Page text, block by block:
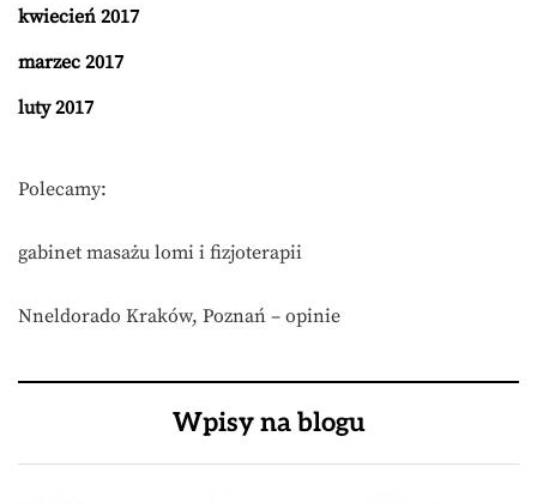
kwiecień 2017
marzec 2017
luty 2017
Polecamy:
gabinet masażu lomi i fizjoterapii
Nneldorado Kraków, Poznań – opinie
Wpisy na blogu